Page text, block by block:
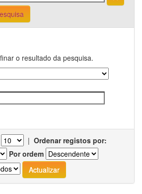
o resultado da pesquisa.
| Ordenar registos por:
Por ordem